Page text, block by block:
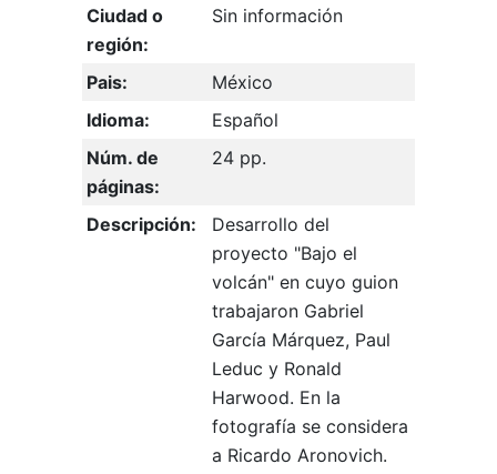
Ciudad o
región:
Sin información
Pais:
México
Idioma:
Español
Núm. de
páginas:
24 pp.
Descripción:
Desarrollo del
proyecto "Bajo el
volcán" en cuyo guion
trabajaron Gabriel
García Márquez, Paul
Leduc y Ronald
Harwood. En la
fotografía se considera
a Ricardo Aronovich.